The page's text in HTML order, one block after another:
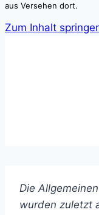
aus Versehen dort.
Zum Inhalt
Die
wurden zuletzt